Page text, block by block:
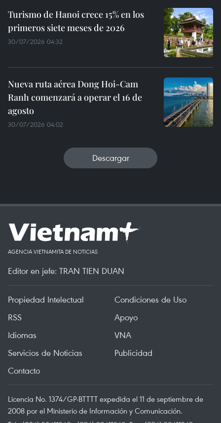
Turismo de Hanoi crece 15% en los
primeros siete meses de 2026
30/07/2026 04:32
Nueva ruta aérea Dong Hoi-Cam
Ranh comenzará a operar el 16 de
agosto
30/07/2026 04:02
Descargar
AGENCIA VIETNAMITA DE NOTICIAS
Editor en jefe: TRAN TIEN DUAN
Propiedad Intelectual
Condiciones de Uso
RSS
Apoyo
Idiomas
VNA
Servicios de Noticias
Publicidad
Contacto
Licencia No. 1374/GP-BTTTT expedida el 11 de septiembre de
2008 por el Ministerio de Información y Comunicación.